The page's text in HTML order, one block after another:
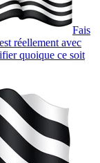
Fais
réellement avec
quoique ce soit